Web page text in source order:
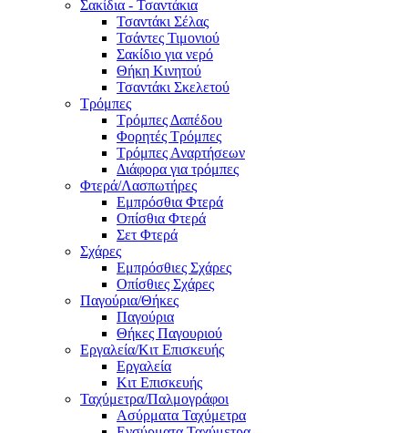
Σακίδια - Τσαντάκια
Τσαντάκι Σέλας
Τσάντες Τιμονιού
Σακίδιο για νερό
Θήκη Κινητού
Τσαντάκι Σκελετού
Τρόμπες
Τρόμπες Δαπέδου
Φορητές Τρόμπες
Τρόμπες Αναρτήσεων
Διάφορα για τρόμπες
Φτερά/Λασπωτήρες
Εμπρόσθια Φτερά
Οπίσθια Φτερά
Σετ Φτερά
Σχάρες
Εμπρόσθιες Σχάρες
Οπίσθιες Σχάρες
Παγούρια/Θήκες
Παγούρια
Θήκες Παγουριού
Εργαλεία/Κιτ Επισκευής
Εργαλεία
Κιτ Επισκευής
Ταχύμετρα/Παλμογράφοι
Ασύρματα Ταχύμετρα